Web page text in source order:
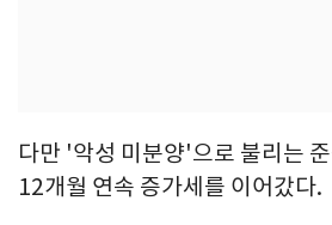
다만 '악성 미분양'으로 불리는
12개월 연속 증가세를 이어갔다.